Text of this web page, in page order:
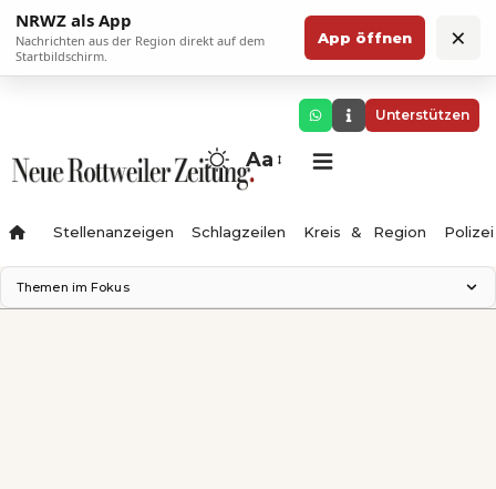
NRWZ als App
Nachrichten aus der Region direkt auf dem
Startbildschirm.
App öffnen ×
Unterstützen
Aa
Stellenanzeigen Schlagzeilen Kreis & Region Polizei
Themen im Fokus